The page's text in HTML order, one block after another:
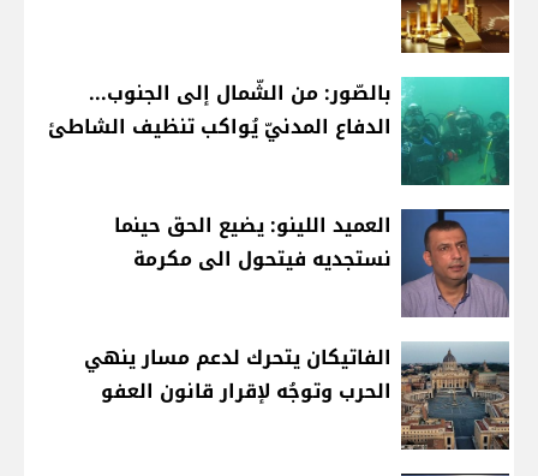
بالصّور: من الشّمال إلى الجنوب...
الدفاع المدنيّ يُواكب تنظيف الشاطئ
العميد اللينو: يضيع الحق حينما
نستجديه فيتحول الى مكرمة
الفاتيكان يتحرك لدعم مسار ينهي
الحرب وتوجُه لإقرار قانون العفو